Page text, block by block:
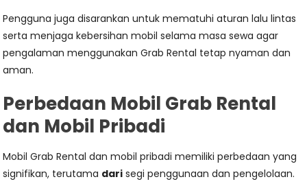
Pengguna juga disarankan untuk mematuhi aturan lalu lintas
serta menjaga kebersihan mobil selama masa sewa agar
pengalaman menggunakan Grab Rental tetap nyaman dan
aman.
Perbedaan Mobil Grab Rental
dan Mobil Pribadi
Mobil Grab Rental dan mobil pribadi memiliki perbedaan yang
signifikan, terutama dari segi penggunaan dan pengelolaan.